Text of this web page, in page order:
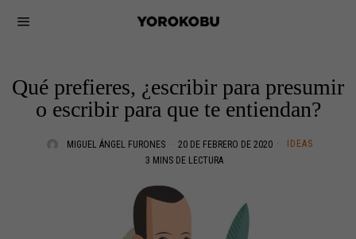
Qué prefieres, ¿escribir para presumir
o escribir para que te entiendan?
MIGUEL ÁNGEL FURONES 20 DE FEBRERO DE 2020
IDEAS
3 MINS DE LECTURA